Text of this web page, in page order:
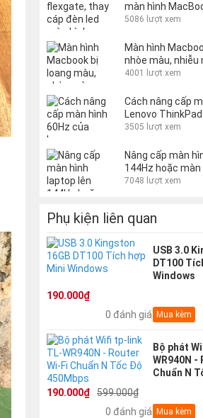
màn hình
5086 lượt xem
Màn hình
nhòe màu, nhiễu
nguyên nhân và
4001 lượt xem
Cách nâng cấp
Lenovo
1 và 2) lên 144Hz
3505 lượt xem
Nâng cấp màn
144Hz hoặc màn
7048 lượt xem
Phụ kiện liên quan
USB 3.0
DT100
Windows
190.000₫
0 đánh giá
Mua kèm
Bộ phát
WR940N -
Chuẩn N
190.000₫
599.000₫
0 đánh giá
Mua kèm